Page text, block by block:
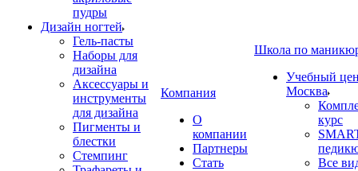
пудры
Дизайн ногтей
Гель-пасты
Наборы для
дизайна
Аксессуары и
инструменты
для дизайна
Пигменты и
блестки
Стемпинг
Компания
О
компании
Партнеры
Стать
Школа по
Учебный
Москва
курс
Все